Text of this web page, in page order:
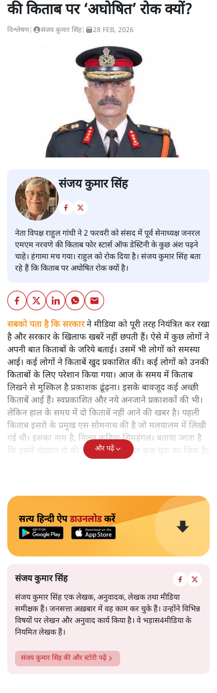
की किताब पर ‘अघोषित’ रोक क्यों?
विश्लेषण| संजय कुमार सिंह| 28 FEB, 2026
संजय कुमार सिंह
नेता विपक्ष राहुल गांधी ने 2 फरवरी को संसद में पूर्व सेनाध्यक्ष जनरल
एमएम नरवणे की किताब फोर स्टार्स ऑफ डेस्टिनी के कुछ अंश पढ़ने
चाहे। हंगामा मच गया। राहुल को रोक दिया है। संजय कुमार सिंह बता
रहे हैं कि किताब पर अघोषित रोक क्यों है।
सबको पता है कि सरकारने मीडिया को पूरी तरह नियंत्रित कर रखा
है और सरकार के खिलाफ खबरें नहीं छपती हैं। ऐसे में कुछ लोगों ने
अपनी बात किताबों के जरिये बताई। उसमें भी लोगों को समस्या
आई। कई लोगों ने किताबें खुद प्रकाशित कीं। कई लोगों को उनकी
किताबों के लिए परेशान किया गया। आज के समय में किताब
लिखने से मुश्किल है प्रकाशक ढूंढ़ना। इसके बावजूद कई अच्छी
किताबें आई हैं। स्वप्रकाशित और नये अनजाने प्रकाशकों की भी।
लेकिन हाल के समय में दो किताबें नहीं आने की खबर है। पहली
किताब इसरो के प्रमुख एस सोमनाथ की है जो मलयालम में लिखी
गई थी। इसका नाम है, निलवु कुडिचा सिमहंगल। बताया जाता है
कि इसमें चंद्रयान दो की नाकामी से संबंधित कुछ चूक का जिक्र है।
और पढ़ें
सत्य हिन्दी ऐपडाउनलोडकरें
संजय कुमार सिंह
संजय कुमार सिंह एक लेखक, अनुवादक, लेखक तथा मीडिया
समीक्षक हैं। जनसत्ता अख़बार में वह काम कर चुके हैं। उन्होंने विभिन्न
विषयों पर लेखन और अनुवाद कार्य किया है। वे भड़ास4मीडिया के
नियमित लेखक हैं।
संजय कुमार सिंहकी और स्टोरी पढ़ें